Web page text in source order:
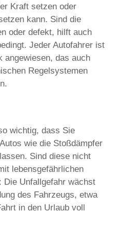
Kraft setzen oder
kann. Sind die
oder defekt, hilft auch
Jeder Autofahrer ist
angewiesen, das auch
Regelsystemen
wichtig, dass Sie
wie die Stoßdämpfer
Sind diese nicht
lebensgefährlichen
Die Unfallgefahr wächst
des Fahrzeugs, etwa
in den Urlaub voll